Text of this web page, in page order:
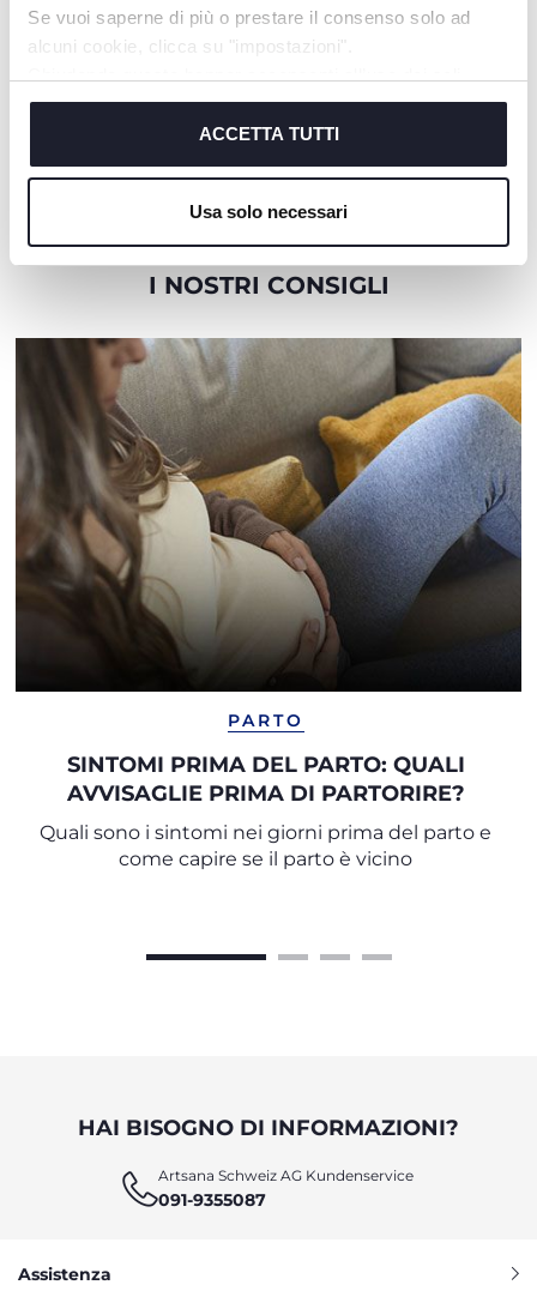
Se vuoi saperne di più o prestare il consenso solo ad
alcuni cookie, clicca su "impostazioni".
cookie tecnici, indispensabili per fruire del servizio
ACCETTA TUTTI
Usa solo necessari
Reggiseno Allattamento in
Reggiseno Allattamento in
I NOSTRI CONSIGLI
PARTO
SINTOMI PRIMA DEL PARTO: QUALI
AVVISAGLIE PRIMA DI PARTORIRE?
Quali sono i sintomi nei giorni prima del parto e
come capire se il parto è vicino
HAI BISOGNO DI INFORMAZIONI?
Artsana Schweiz AG Kundenservice
091-9355087
Assistenza